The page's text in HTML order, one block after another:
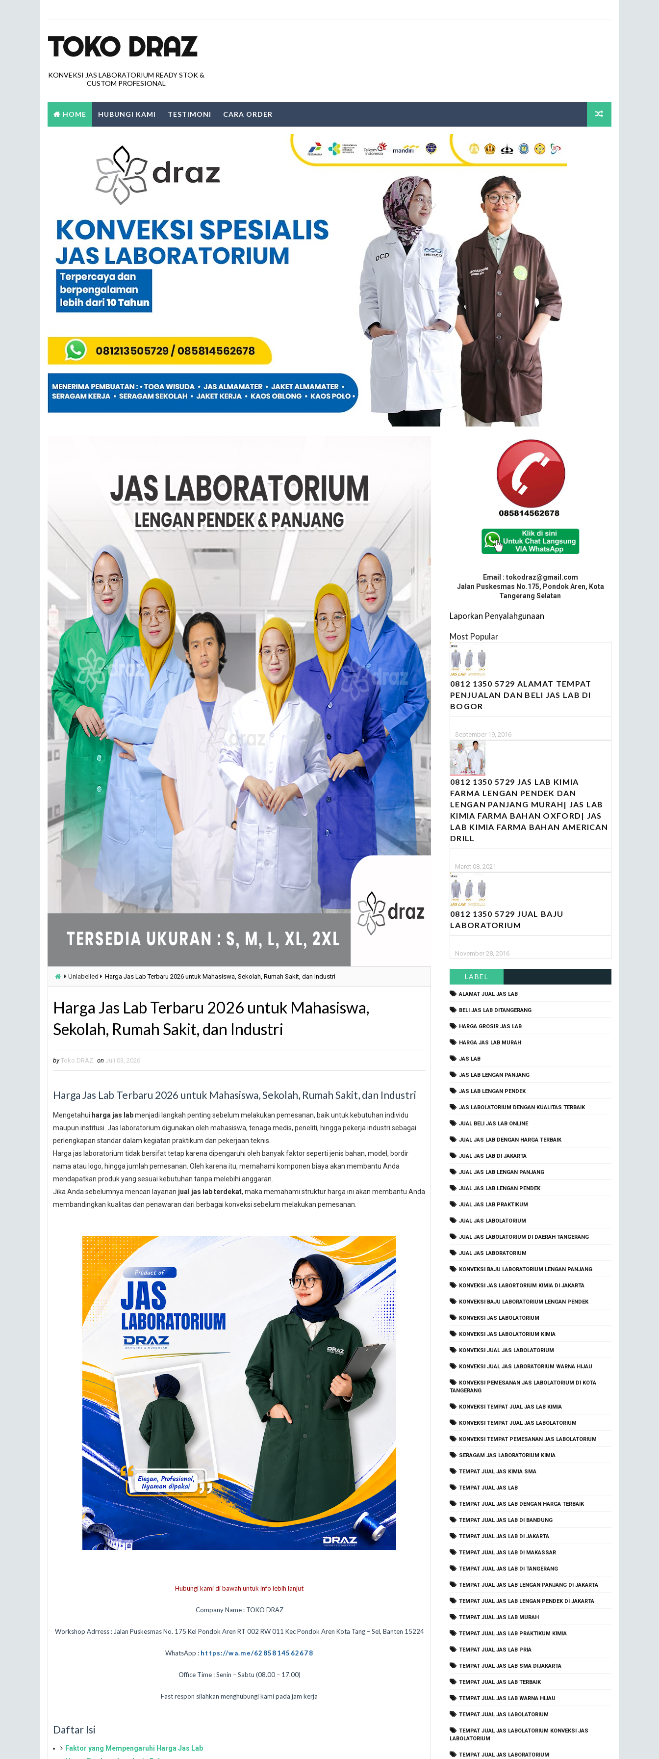
TOKO DRAZ
KONVEKSI JAS LABORATORIUM READY STOK &
CUSTOM PROFESIONAL
HOME HUBUNGI KAMI TESTIMONI CARA ORDER
Unlabelled Harga Jas Lab Terbaru 2026 untuk Mahasiswa, Sekolah, Rumah Sakit, dan Industri
Harga Jas Lab Terbaru 2026 untuk Mahasiswa,
Sekolah, Rumah Sakit, dan Industri
by Toko DRAZ on Juli 03, 2026
Harga Jas Lab Terbaru 2026 untuk Mahasiswa, Sekolah, Rumah Sakit, dan Industri
Mengetahui harga jas labmenjadi langkah penting sebelum melakukan pemesanan, baik untuk kebutuhan individu
maupun institusi. Jas laboratorium digunakan oleh mahasiswa, tenaga medis, peneliti, hingga pekerja industri sebagai
perlengkapan standar dalam kegiatan praktikum dan pekerjaan teknis.
Harga jas laboratorium tidak bersifat tetap karena dipengaruhi oleh banyak faktor seperti jenis bahan, model, bordir
nama atau logo, hingga jumlah pemesanan. Oleh karena itu, memahami komponen biaya akan membantu Anda
mendapatkan produk yang sesuai kebutuhan tanpa melebihi anggaran.
Jika Anda sebelumnya mencari layanan jual jas lab terdekat, maka memahami struktur harga ini akan membantu Anda
membandingkan kualitas dan penawaran dari berbagai konveksi sebelum melakukan pemesanan.
Hubungi kami di bawah untuk info lebih lanjut
Company Name : TOKO DRAZ
Workshop Adrress : Jalan Puskesmas No. 175 Kel Pondok Aren RT 002 RW 011 Kec Pondok Aren Kota Tang – Sel, Banten 15224
WhatsApp : https://wa.me/6285814562678
Office Time : Senin – Sabtu (08.00 – 17.00)
Fast respon silahkan menghubungi kami pada jam kerja
Daftar Isi
Faktor yang Mempengaruhi Harga Jas Lab
Email : tokodraz@gmail.com
Jalan Puskesmas No.175, Pondok Aren, Kota
Tangerang Selatan
Laporkan Penyalahgunaan
Most Popular
0812 1350 5729 ALAMAT TEMPAT
PENJUALAN DAN BELI JAS LAB DI
BOGOR
September 19, 2016
0812 1350 5729 JAS LAB KIMIA
FARMA LENGAN PENDEK DAN
LENGAN PANJANG MURAH| JAS LAB
KIMIA FARMA BAHAN OXFORD| JAS
LAB KIMIA FARMA BAHAN AMERICAN
DRILL
Maret 08, 2021
0812 1350 5729 JUAL BAJU
LABORATORIUM
November 28, 2016
LABEL
ALAMAT JUAL JAS LAB
BELI JAS LAB DITANGERANG
HARGA GROSIR JAS LAB
HARGA JAS LAB MURAH
JAS LAB
JAS LAB LENGAN PANJANG
JAS LAB LENGAN PENDEK
JAS LABOLATORIUM DENGAN KUALITAS TERBAIK
JUAL BELI JAS LAB ONLINE
JUAL JAS LAB DENGAN HARGA TERBAIK
JUAL JAS LAB DI JAKARTA
JUAL JAS LAB LENGAN PANJANG
JUAL JAS LAB LENGAN PENDEK
JUAL JAS LAB PRAKTIKUM
JUAL JAS LABOLATORIUM
JUAL JAS LABOLATORIUM DI DAERAH TANGERANG
JUAL JAS LABORATORIUM
KONVEKSI BAJU LABORATORIUM LENGAN PANJANG
KONVEKSI JAS LABORTORIUM KIMIA DI JAKARTA
KONVEKSI BAJU LABORATORIUM LENGAN PENDEK
KONVEKSI JAS LABOLATORIUM
KONVEKSI JAS LABOLATORIUM KIMIA
KONVEKSI JUAL JAS LABOLATORIUM
KONVEKSI JUAL JAS LABORATORIUM WARNA HIJAU
KONVEKSI PEMESANAN JAS LABOLATORIUM DI KOTA
TANGERANG
KONVEKSI TEMPAT JUAL JAS LAB KIMIA
KONVEKSI TEMPAT JUAL JAS LABOLATORIUM
KONVEKSI TEMPAT PEMESANAN JAS LABOLATORIUM
SERAGAM JAS LABORATORIUM KIMIA
TEMPAT JUAL JAS KIMIA SMA
TEMPAT JUAL JAS LAB
TEMPAT JUAL JAS LAB DENGAN HARGA TERBAIK
TEMPAT JUAL JAS LAB DI BANDUNG
TEMPAT JUAL JAS LAB DI JAKARTA
TEMPAT JUAL JAS LAB DI MAKASSAR
TEMPAT JUAL JAS LAB DI TANGERANG
TEMPAT JUAL JAS LAB LENGAN PANJANG DI JAKARTA
TEMPAT JUAL JAS LAB LENGAN PENDEK DI JAKARTA
TEMPAT JUAL JAS LAB MURAH
TEMPAT JUAL JAS LAB PRAKTIKUM KIMIA
TEMPAT JUAL JAS LAB PRIA
TEMPAT JUAL JAS LAB SMA DIJAKARTA
TEMPAT JUAL JAS LAB TERBAIK
TEMPAT JUAL JAS LAB WARNA HIJAU
TEMPAT JUAL JAS LABOLATORIUM
TEMPAT JUAL JAS LABOLATORIUM KONVEKSI JAS
LABOLATORIUM
TEMPAT JUAL JAS LABORATORIUM